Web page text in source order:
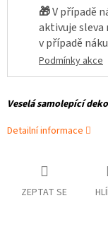
🎁V případě
aktivuje sleva
v případě
Podmínky akce
Veselá samolepící
Detailní informace
ZEPTAT SE